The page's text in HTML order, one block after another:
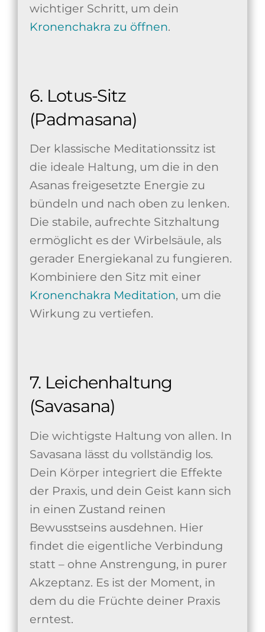
wichtiger Schritt, um dein
Kronenchakra zu öffnen.
6. Lotus-Sitz
(Padmasana)
Der klassische Meditationssitz ist
die ideale Haltung, um die in den
Asanas freigesetzte Energie zu
bündeln und nach oben zu lenken.
Die stabile, aufrechte Sitzhaltung
ermöglicht es der Wirbelsäule, als
gerader Energiekanal zu fungieren.
Kombiniere den Sitz mit einer
Kronenchakra Meditation, um die
Wirkung zu vertiefen.
7. Leichenhaltung
(Savasana)
Die wichtigste Haltung von allen. In
Savasana lässt du vollständig los.
Dein Körper integriert die Effekte
der Praxis, und dein Geist kann sich
in einen Zustand reinen
Bewusstseins ausdehnen. Hier
findet die eigentliche Verbindung
statt – ohne Anstrengung, in purer
Akzeptanz. Es ist der Moment, in
dem du die Früchte deiner Praxis
erntest.